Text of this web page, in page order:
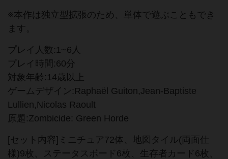
※本作は独立型拡張のため、単体で遊ぶこともでき
ます。
プレイ人数:1~6人
プレイ時間:60分
対象年齢:14歳以上
ゲームデザイン:Raphaël Guiton,Jean-Baptiste
Lullien,Nicolas Raoult
原題:Zombicide: Green Horde
[セット内容]ミニチュア72体、地図タイル(両面仕
様)9枚、ステータスボード6枚、生存者カード6枚、